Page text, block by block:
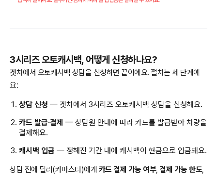
3시리즈 오토캐시백, 어떻게 신청하나요?
겟차에서 오토캐시백 상담을 신청하면 끝이에요. 절차는 세 단계예
요:
상담 신청 — 겟차에서 3시리즈 오토캐시백 상담을 신청해요.
카드 발급·결제 — 상담원 안내에 따라 카드를 발급받아 차량을
결제해요.
캐시백 입금 — 정해진 기간 내에 캐시백이 현금으로 입금돼요.
상담 전에 딜러(카마스터)에게 카드 결제 가능 여부, 결제 가능 한도,